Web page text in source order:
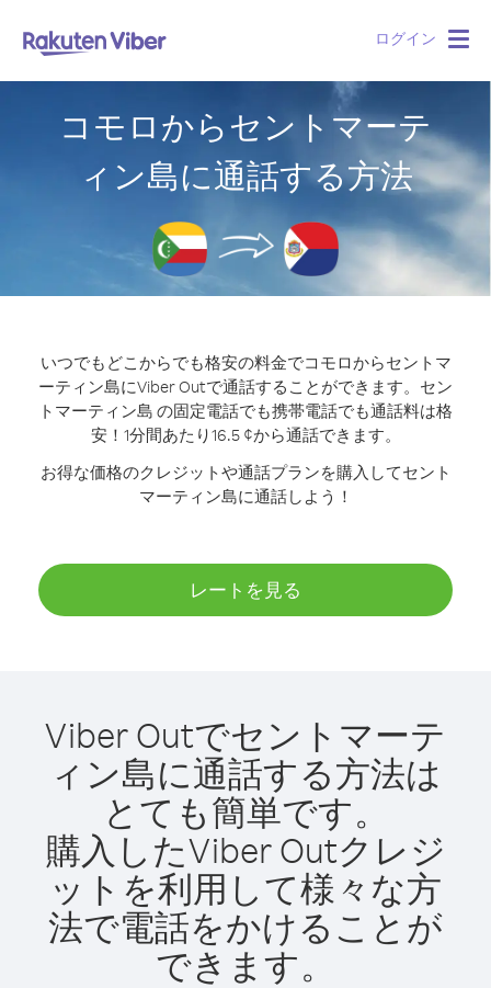
ログイン
コモロからセントマーテ
ィン島に通話する方法
いつでもどこからでも格安の料金でコモロからセントマ
ーティン島にViber Outで通話することができます。 セン
トマーティン島 の固定電話でも携帯電話でも通話料は格
安！1分間あたり16.5 ¢から通話できます。
お得な価格のクレジットや通話プランを購入してセント
マーティン島に通話しよう！
レートを見る
Viber Outでセントマーテ
ィン島に通話する方法は
とても簡単です。
購入したViber Outクレジ
ットを利用して様々な方
法で電話をかけることが
できます。